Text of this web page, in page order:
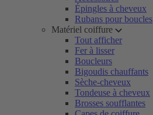
Épingles à cheveux
Rubans pour boucles
Matériel coiffure
Tout afficher
Fer à lisser
Boucleurs
Bigoudis chauffants
Sèche-cheveux
Tondeuse à cheveux
Brosses soufflantes